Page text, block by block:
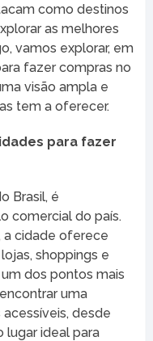
como destinos
as melhores
vamos explorar, em
fazer compras no
visão ampla e
tem a oferecer.
para fazer
Brasil, é
comercial do país.
a cidade oferece
shoppings e
dos pontos mais
uma
desde
lugar ideal para